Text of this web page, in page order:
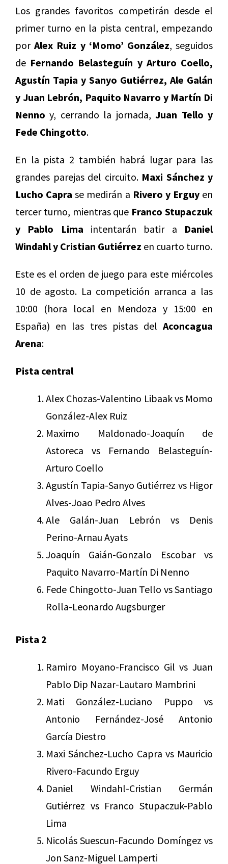
Los grandes favoritos competirán desde el
primer turno en la pista central, empezando
porAlex Ruiz y ‘Momo’ González, seguidos
de Fernando Belasteguín y Arturo Coello,
Agustín Tapia y Sanyo Gutiérrez, Ale Galán
y Juan Lebrón, Paquito Navarro y Martín Di
Nenno y, cerrando la jornada,Juan Tello y
Fede Chingotto.
En la pista 2 también habrá lugar para las
grandes parejas del circuito. Maxi Sánchez y
Lucho Capra se medirán a Rivero y Erguyen
tercer turno, mientras que Franco Stupaczuk
y Pablo Lima intentarán batir a Daniel
Windahl y Cristian Gutiérrez en cuarto turno.
Este es el orden de juego para este miércoles
10 de agosto. La competición arranca a las
10:00 (hora local en Mendoza y 15:00 en
España) en las tres pistas del Aconcagua
Arena:
Pista central
Alex Chozas-Valentino Libaak vs Momo
González-Alex Ruiz
Maximo Maldonado-Joaquín de
Astoreca vs Fernando Belasteguín-
Arturo Coello
Agustín Tapia-Sanyo Gutiérrez vs Higor
Alves-Joao Pedro Alves
Ale Galán-Juan Lebrón vs Denis
Perino-Arnau Ayats
Joaquín Gaián-Gonzalo Escobar vs
Paquito Navarro-Martín Di Nenno
Fede Chingotto-Juan Tello vs Santiago
Rolla-Leonardo Augsburger
Pista 2
Ramiro Moyano-Francisco Gil vs Juan
Pablo Dip Nazar-Lautaro Mambrini
Mati González-Luciano Puppo vs
Antonio Fernández-José Antonio
García Diestro
Maxi Sánchez-Lucho Capra vs Mauricio
Rivero-Facundo Erguy
Daniel Windahl-Cristian Germán
Gutiérrez vs Franco Stupaczuk-Pablo
Lima
Nicolás Suescun-Facundo Domíngez vs
Jon Sanz-Miguel Lamperti